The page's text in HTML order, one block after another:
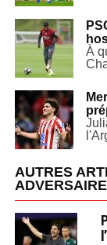
À
AUTRES